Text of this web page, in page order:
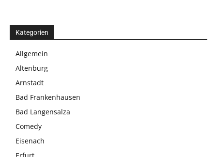
Kategorien
Allgemein
Altenburg
Arnstadt
Bad Frankenhausen
Bad Langensalza
Comedy
Eisenach